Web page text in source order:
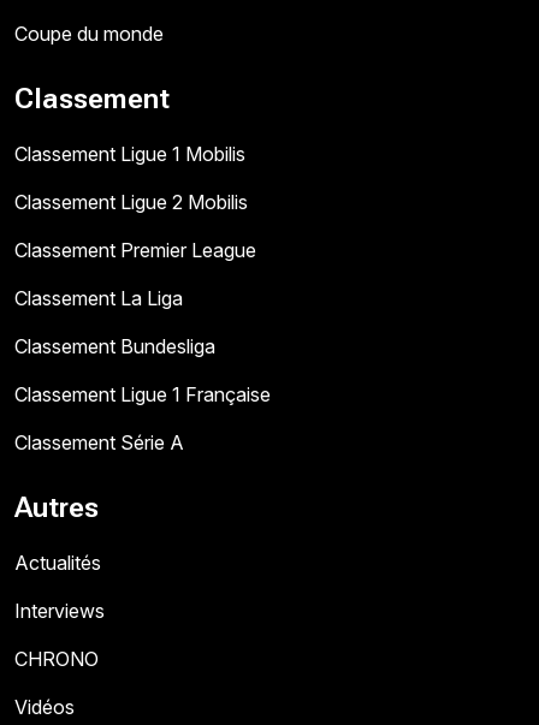
Coupe du monde
Classement
Classement Ligue 1 Mobilis
Classement Ligue 2 Mobilis
Classement Premier League
Classement La Liga
Classement Bundesliga
Classement Ligue 1 Française
Classement Série A
Autres
Actualités
Interviews
CHRONO
Vidéos